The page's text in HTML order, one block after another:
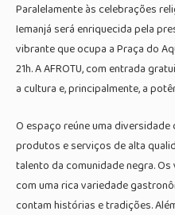
Paralelamente às celebrações
Iemanjá será enriquecida pela
vibrante que ocupa a Praça do
21h. A AFROTU, com entrada
a cultura e, principalmente, a
O espaço reúne uma
produtos e serviços de alta
talento da comunidade negra.
com uma rica variedade
contam histórias e tradições.